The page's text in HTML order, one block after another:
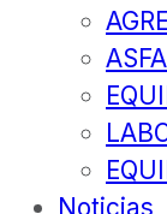
Noticias